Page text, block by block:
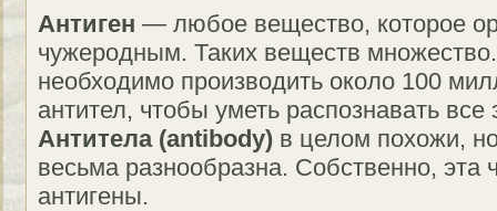
Антиген — любое вещество, которое
чужеродным. Таких веществ
необходимо производить около 100
антител, чтобы уметь распознавать все
Антитела (antibody) в целом похожи,
весьма разнообразна. Собственно, эта
антигены.